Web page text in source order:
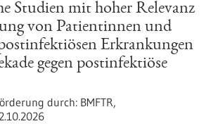
Studien mit hoher Relevanz
von Patientinnen und
Erkrankungen
gegen postinfektiöse
durch: BMFTR,